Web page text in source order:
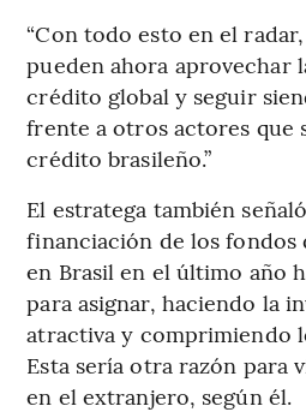
“Con todo esto en el
pueden ahora aprovechar
crédito global y seguir
frente a otros actores que
crédito brasileño.”
El estratega también
financiación de los
en Brasil en el último año
para asignar, haciendo la
atractiva y comprimiendo
Esta sería otra razón para
en el extranjero, según él.